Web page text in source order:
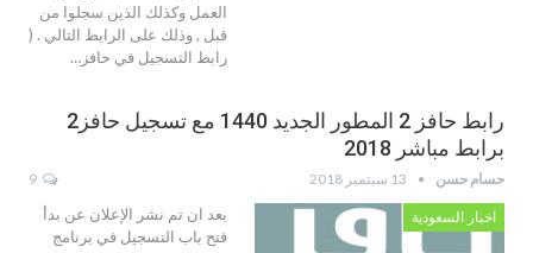
العمل وكذلك الذين سجلوا من
قبل , وذلك على الرابط التالي . (
رابط التسجيل في حافز…
رابط حافز 2 المطور الجديد 1440 مع تسجيل حافز2
برابط مباشر 2018
حسام حسن 13 سبتمبر 2018
اخبار السعودية
بعد ان تم نشر الإعلان عن بدأ
فتح باب التسجيل في برنامج